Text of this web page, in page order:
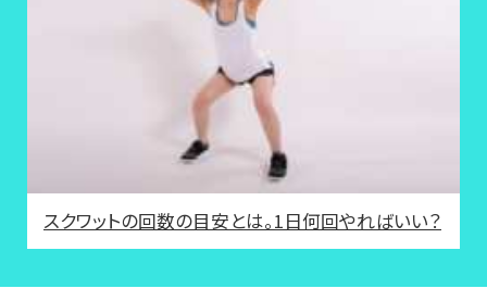
スクワットの回数の目安とは。1日何回やればいい？